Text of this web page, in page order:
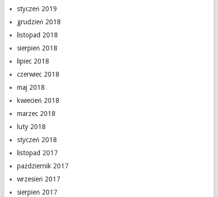
styczeń 2019
grudzień 2018
listopad 2018
sierpień 2018
lipiec 2018
czerwiec 2018
maj 2018
kwiecień 2018
marzec 2018
luty 2018
styczeń 2018
listopad 2017
październik 2017
wrzesień 2017
sierpień 2017